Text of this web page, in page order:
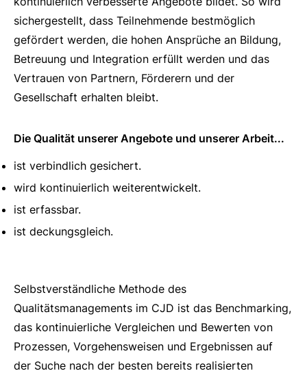
sichergestellt, dass Teilnehmende bestmöglich
gefördert werden, die hohen Ansprüche an Bildung,
Betreuung und Integration erfüllt werden und das
Vertrauen von Partnern, Förderern und der
Gesellschaft erhalten bleibt.
Die Qualität unserer Angebote und unserer Arbeit...
ist verbindlich gesichert.
wird kontinuierlich weiterentwickelt.
ist erfassbar.
ist deckungsgleich.
Selbstverständliche Methode des
Qualitätsmanagements im CJD ist das Benchmarking,
das kontinuierliche Vergleichen und Bewerten von
Prozessen, Vorgehensweisen und Ergebnissen auf
der Suche nach der besten bereits realisierten